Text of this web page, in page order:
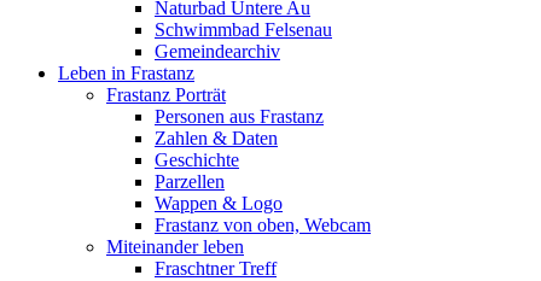
Naturbad Untere Au
Schwimmbad Felsenau
Gemeindearchiv
Leben in Frastanz
Frastanz Porträt
Personen aus Frastanz
Zahlen & Daten
Geschichte
Parzellen
Wappen & Logo
Frastanz von oben, Webcam
Miteinander leben
Fraschtner Treff